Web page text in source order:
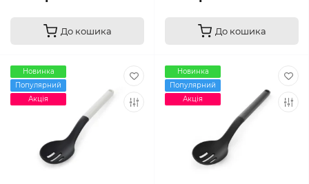
До кошика До кошика
Новинка
Популярний
Акція
Новинка
Популярний
Акція